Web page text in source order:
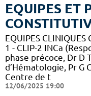
EQUIPES ET
EQUIPES
1 - CLIP-2 INCa
phase précoce, Dr D
d’Hématologie, Pr G
Centre de t
12/06/2025 19:00